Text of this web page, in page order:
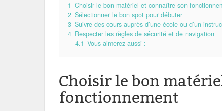
1 Choisir le bon matériel et connaître son
2 Sélectionner le bon spot pour débuter
3 Suivre des cours auprès d’une école ou d’un
4 Respecter les règles de sécurité et de navigation
4.1 Vous aimerez aussi :
Choisir le bon
fonctionnement